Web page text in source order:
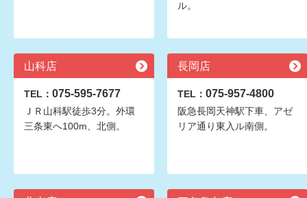
ル。
山科店
TEL： 075-595-7677
ＪＲ山科駅徒歩3分。外環
三条東へ100m、北側。
長岡店
TEL： 075-957-4800
阪急長岡天神駅下車、アゼ
リア通り東入ル南側。